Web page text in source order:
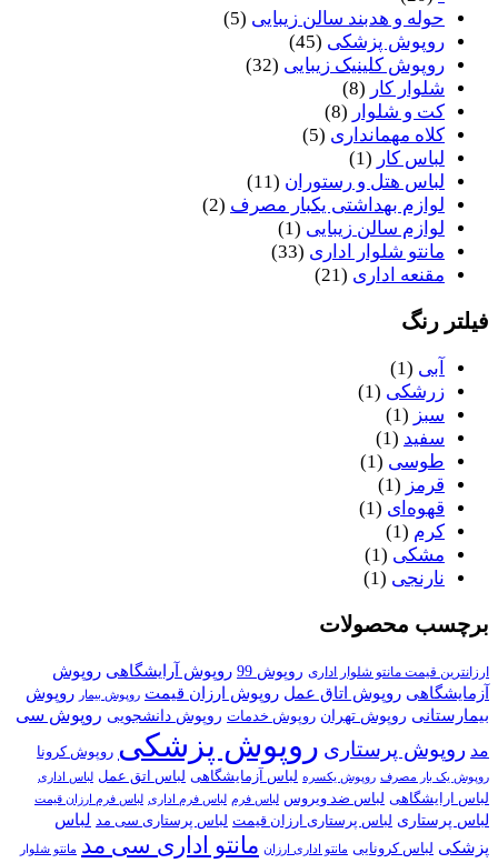
حوله و هدبند سالن زیبایی (5)
روپوش پزشکی (45)
روپوش کلینیک زیبایی (32)
شلوار کار (8)
کت و شلوار (8)
کلاه مهمانداری (5)
لباس کار (1)
لباس هتل و رستوران (11)
لوازم بهداشتی یکبار مصرف (2)
لوازم سالن زیبایی (1)
مانتو شلوار اداری (33)
مقنعه اداری (21)
فیلتر رنگ
آبی (1)
زرشکی (1)
سبز (1)
سفید (1)
طوسی (1)
قرمز (1)
قهوه‌ای (1)
کرم (1)
مشکی (1)
نارنجی (1)
برچسب محصولات
ارزانترین قیمت مانتو شلوار اداری روپوش 99 روپوش آرایشگاهی روپوش
آزمایشگاهی روپوش اتاق عمل روپوش ارزان قیمت روپوش بیمار روپوش
بیمارستانی روپوش تهران روپوش خدمات روپوش دانشجویی روپوش سی
مد روپوش پرستاری روپوش پزشکی روپوش کرونا
روپوش یک بار مصرف روپوش یکسره لباس آزمایشگاهی لباس اتق عمل لباس اداری
لباس ارایشگاهی لباس ضد ویروس لباس فرم لباس فرم اداری لباس فرم ارزان قیمت
لباس پرستاری لباس پرستاری ارزان قیمت لباس پرستاری سی مد لباس
پزشکی لباس کرونایی مانتو اداری ارزان مانتو اداری سی مد مانتو شلوار